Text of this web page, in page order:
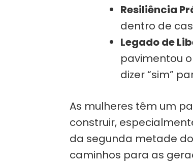
Resiliência
dentro de
Legado de
pavimentou
dizer “sim”
As mulheres têm um
construir,
da segunda metade
caminhos para as